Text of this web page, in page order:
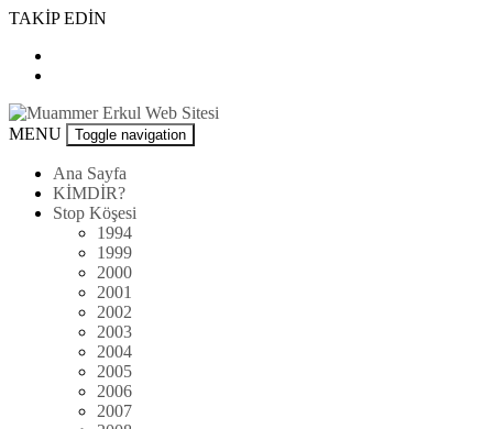
Skip
content
TAKİP EDİN
Muammer
Web
Sitesi
MENU Toggle navigation
Ana Sayfa
KİMDİR?
Stop Köşesi
1994
1999
2000
2001
2002
2003
2004
2005
2006
2007